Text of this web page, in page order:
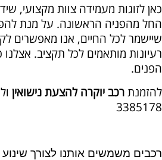
כאן לזוגות מעמידה צוות מקצועי,
החל מהפניה הראשונה. על מנת
שיישמר לכל החיים, אנו מאפשרים
רעיונות מותאמים לכל תקציב. אצלנו
הפנים.
להזמנת רכב יוקרה להצעת נישואין
3385178
רכבים משמשים אותנו לצורך